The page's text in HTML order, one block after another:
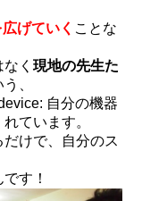
げていく ことな
なく現地の先生た
う、
自分の機器
ています。
けで、自分のス
す！